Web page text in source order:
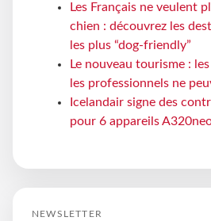
Les Français ne veulent
chien : découvrez les
les plus “dog-friendly”
Le nouveau tourisme :
les professionnels ne
Icelandair signe des
pour 6 appareils
NEWSLETTER